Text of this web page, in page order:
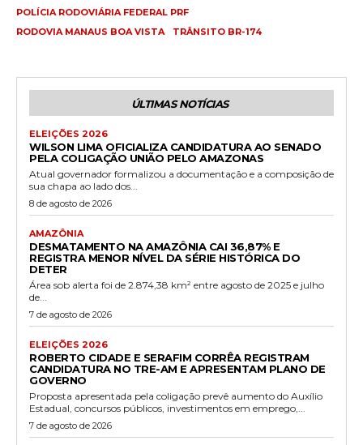
POLÍCIA RODOVIÁRIA FEDERAL PRF
RODOVIA MANAUS BOA VISTA
TRÂNSITO BR-174
ÚLTIMAS NOTÍCIAS
ELEIÇÕES 2026
WILSON LIMA OFICIALIZA CANDIDATURA AO SENADO
PELA COLIGAÇÃO UNIÃO PELO AMAZONAS
Atual governador formalizou a documentação e a composição de
sua chapa ao lado dos...
8 de agosto de 2026
AMAZÔNIA
DESMATAMENTO NA AMAZÔNIA CAI 36,87% E
REGISTRA MENOR NÍVEL DA SÉRIE HISTÓRICA DO
DETER
Área sob alerta foi de 2.874,38 km² entre agosto de 2025 e julho
de...
7 de agosto de 2026
ELEIÇÕES 2026
ROBERTO CIDADE E SERAFIM CORRÊA REGISTRAM
CANDIDATURA NO TRE-AM E APRESENTAM PLANO DE
GOVERNO
Proposta apresentada pela coligação prevê aumento do Auxílio
Estadual, concursos públicos, investimentos em emprego,...
7 de agosto de 2026